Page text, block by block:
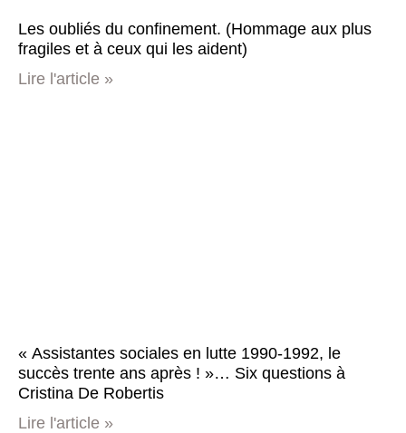
Les oubliés du confinement. (Hommage aux plus
fragiles et à ceux qui les aident)
Lire l'article »
« Assistantes sociales en lutte 1990-1992, le
succès trente ans après ! »… Six questions à
Cristina De Robertis
Lire l'article »